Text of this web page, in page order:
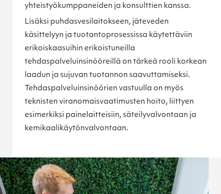
yhteistyökumppaneiden ja konsulttien kanssa.
Lisäksi puhdasvesilaitokseen, jäteveden
käsittelyyn ja tuotantoprosessissa käytettäviin
erikoiskaasuihin erikoistuneilla
tehdaspalveluinsinööreillä on tärkeä rooli korkean
laadun ja sujuvan tuotannon saavuttamiseksi.
Tehdaspalveluinsinöörien vastuulla on myös
teknisten viranomaisvaatimusten hoito, liittyen
esimerkiksi painelaitteisiin, säteilyvalvontaan ja
kemikaalikäytönvalvontaan.